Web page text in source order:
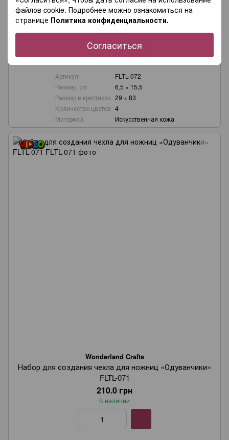
файлов cookie. Подробнее можно ознакомиться на
странице Политика конфиденциальности.
Согласиться
072
285.0 грн
Артикул
FLTL-072
Размер, см
6,5 × 15,5
Размер в крестиках 29 × 83
Количество цветов 4
Материал
Искусственная кожа
Wonderland Crafts
Набор для создания чехла для ножниц «Одуванчики»
FLTL-071
210.0 грн
В наличии